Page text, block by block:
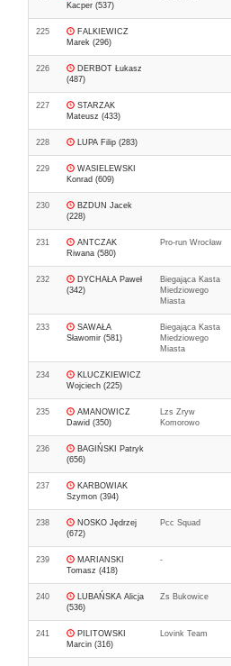
Kacper (537)
225
FALKIEWICZ
Marek (296)
226
DERBOT Łukasz
(487)
227
STARZAK
Mateusz (433)
228 LUPA Filip (283)
229
WASIELEWSKI
Konrad (609)
230
BZDUN Jacek
(228)
231
ANTCZAK
Riwana (580)
Pro-run Wrocław
232
DYCHAŁA Paweł
(342)
Biegająca Kasta
Miedziowego
Miasta
233
SAWAŁA
Sławomir (581)
Biegająca Kasta
Miedziowego
Miasta
234
KLUCZKIEWICZ
Wojciech (225)
235
AMANOWICZ
Dawid (350)
Lzs Zryw
Komorowo
236
BAGIŃSKI Patryk
(656)
237
KARBOWIAK
Szymon (394)
238
NOSKO Jędrzej
(672)
Pcc Squad
239
MARIANSKI
Tomasz (418)
-
240
LUBAŃSKA Alicja
(536)
Zs Bukowice
241
PILITOWSKI
Marcin (316)
Lovink Team